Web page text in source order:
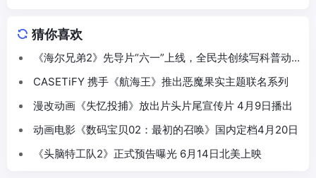
猜你喜欢
《海尔兄弟2》先导片“六一”上线，全民共创续写科普动
CASETiFY 携手《航海王》推出恶魔果实主题联名系列
漫改动画《失忆投捕》放出片头片尾宣传片 4月9日播出
动画电影《数码宝贝02：最初的召唤》国内定档4月20日
《头脑特工队2》正式预告曝光 6月14日北美上映